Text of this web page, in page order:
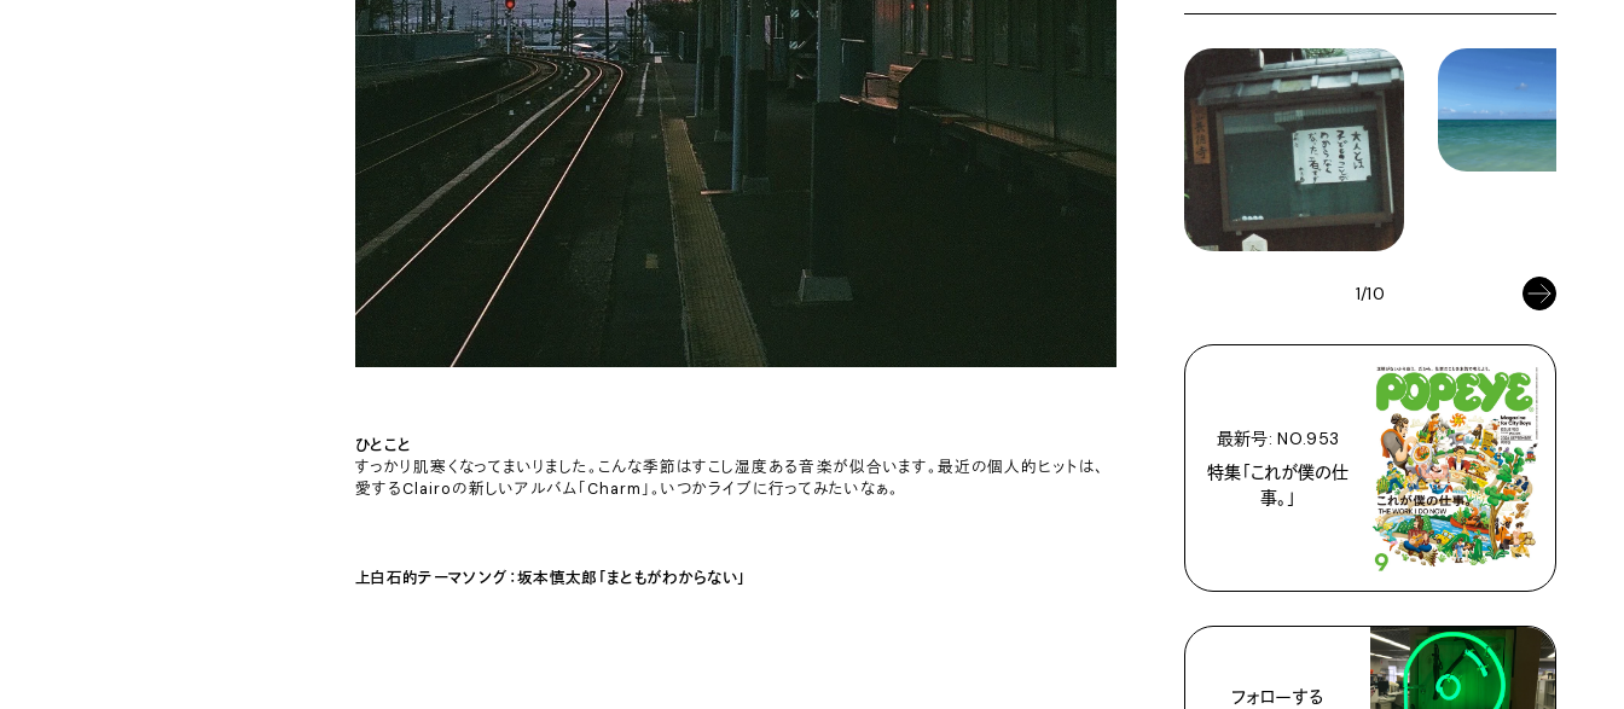
ひとこと
すっかり肌寒くなってまいりました。こんな季節はすこし湿度ある音楽が似合います。最近の個人的ヒットは、
愛するClairoの新しいアルバム「Charm」。いつかライブに行ってみたいなぁ。
上白石的テーマソング：坂本慎太郎「まともがわからない」
1/10
最新号: NO.953
特集「これが僕の仕
事。」
フォローする